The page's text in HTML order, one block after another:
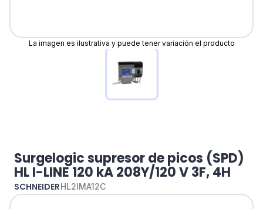
La imagen es ilustrativa y puede tener variación el producto
Surgelogic supresor de picos (SPD)
HL I-LINE 120 kA 208Y/120 V 3F, 4H
SCHNEIDERHL2IMA12C